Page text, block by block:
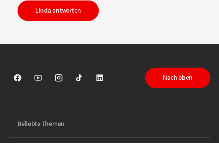
Linda antworten
Sparkasse auf Facebook
Sparkasse auf Youtube
Sparkasse auf Instagram
Sparkasse auf TikTok
Sparkasse auf LinkedIn
Nach oben
Beliebte Themen